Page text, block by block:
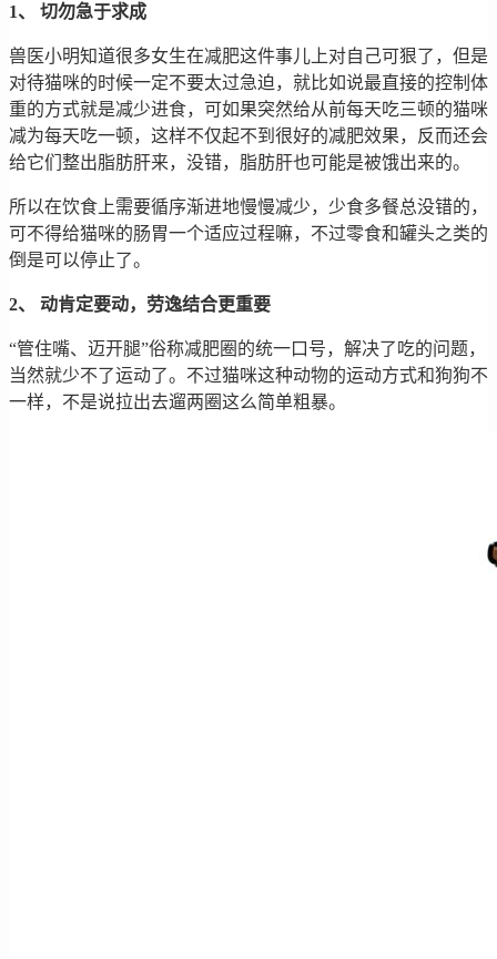
1、 切勿急于求成
兽医小明知道很多女生在减肥这件事儿上对自己可狠了，但是
对待猫咪的时候一定不要太过急迫，就比如说最直接的控制体
重的方式就是减少进食，可如果突然给从前每天吃三顿的猫咪
减为每天吃一顿，这样不仅起不到很好的减肥效果，反而还会
给它们整出脂肪肝来，没错，脂肪肝也可能是被饿出来的。
所以在饮食上需要循序渐进地慢慢减少，少食多餐总没错的，
可不得给猫咪的肠胃一个适应过程嘛，不过零食和罐头之类的
倒是可以停止了。
2、 动肯定要动，劳逸结合更重要
“管住嘴、迈开腿”俗称减肥圈的统一口号，解决了吃的问题，
当然就少不了运动了。不过猫咪这种动物的运动方式和狗狗不
一样，不是说拉出去遛两圈这么简单粗暴。